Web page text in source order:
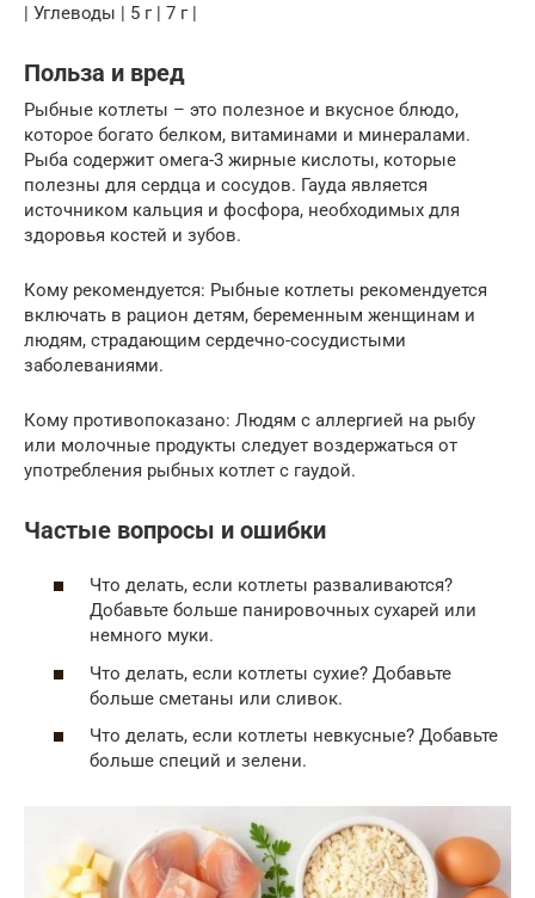
| Углеводы | 5 г | 7 г |
Польза и вред
Рыбные котлеты – это полезное и вкусное блюдо,
которое богато белком, витаминами и минералами.
Рыба содержит омега-3 жирные кислоты, которые
полезны для сердца и сосудов. Гауда является
источником кальция и фосфора, необходимых для
здоровья костей и зубов.
Кому рекомендуется: Рыбные котлеты рекомендуется
включать в рацион детям, беременным женщинам и
людям, страдающим сердечно-сосудистыми
заболеваниями.
Кому противопоказано: Людям с аллергией на рыбу
или молочные продукты следует воздержаться от
употребления рыбных котлет с гаудой.
Частые вопросы и ошибки
Что делать, если котлеты разваливаются?
Добавьте больше панировочных сухарей или
немного муки.
Что делать, если котлеты сухие? Добавьте
больше сметаны или сливок.
Что делать, если котлеты невкусные? Добавьте
больше специй и зелени.